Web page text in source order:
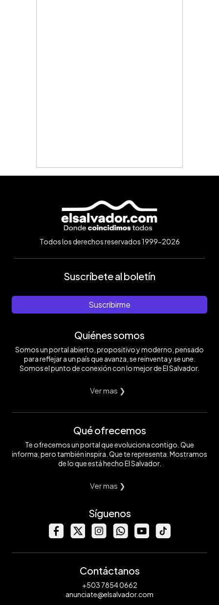
Todos los derechos reservados 1999-2026
Suscríbete al boletín
Suscribirme
Quiénes somos
Somos un portal abierto, propositivo y moderno, pensado
para reflejar a un país que avanza, se reinventa y se une.
Somos el punto de conexión con lo mejor de El Salvador.
Ver mas ❯
Qué ofrecemos
Te ofrecemos un portal que evoluciona contigo. Que
informa, pero también inspira. Que te representa. Mostramos
de lo que está hecho El Salvador.
Ver mas ❯
Síguenos
Contáctanos
+503 7854 0662
anunciate@elsalvador.com